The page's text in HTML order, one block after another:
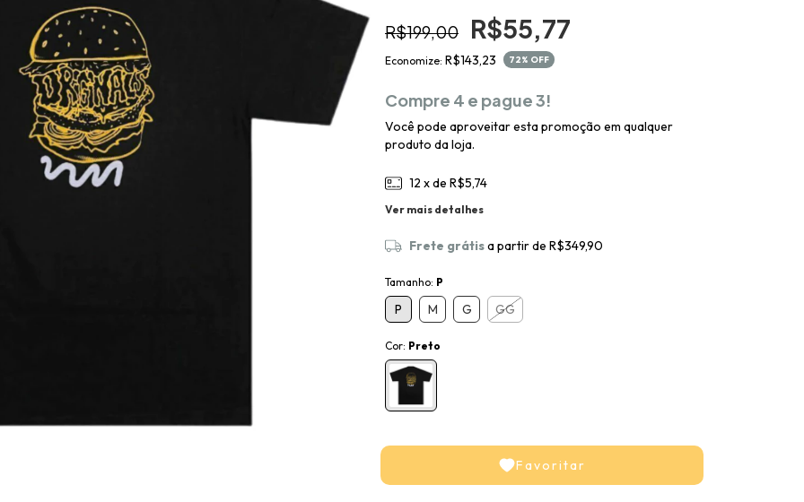
R$199,00 R$55,77
Economize: R$143,23 72% OFF
Compre 4 e pague 3!
Você pode aproveitar esta promoção em qualquer
produto da loja.
12 x de R$5,74
Ver mais detalhes
Frete grátisa partir de R$349,90
Tamanho: P
P M G GG
Cor: Preto
Favoritar